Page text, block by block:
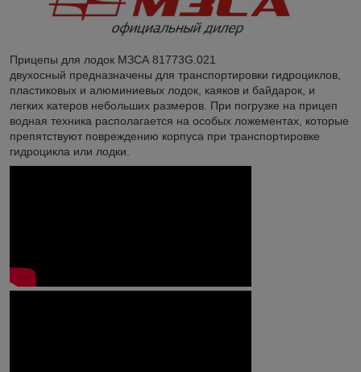
Прицепы для лодок МЗСА 81773G.021
двухосный предназначены для транспортировки гидроциклов,
пластиковых и алюминиевых лодок, каяков и байдарок, и
легких катеров небольших размеров. При погрузке на прицеп
водная техника располагается на особых ложементах, которые
препятствуют повреждению корпуса при транспортировке
гидроцикла или лодки.